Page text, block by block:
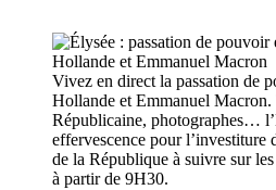
Vivez en direct la passation de
Hollande et Emmanuel Macron.
Républicaine, photographes…
effervescence pour l’investiture
de la République à suivre sur
à partir de 9H30.